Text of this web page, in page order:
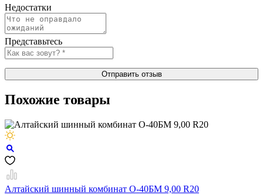
Недостатки
Представьтесь
Отправить отзыв
Похожие товары
Алтайский шинный комбинат О-40БМ 9,00 R20